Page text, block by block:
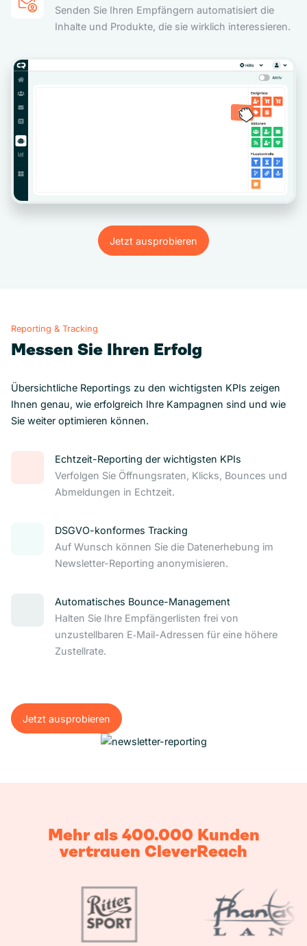
Senden Sie Ihren Empfängern automatisiert die
Inhalte und Produkte, die sie wirklich interessieren.
Jetzt ausprobieren
Jetzt ausprobieren
Reporting & Tracking
Messen Sie Ihren Erfolg
Übersichtliche Reportings zu den wichtigsten KPIs zeigen
Ihnen genau, wie erfolgreich Ihre Kampagnen sind und wie
Sie weiter optimieren können.
Echtzeit-Reporting der wichtigsten KPIs
Verfolgen Sie Öffnungsraten, Klicks, Bounces und
Abmeldungen in Echtzeit.
DSGVO-konformes Tracking
Auf Wunsch können Sie die Datenerhebung im
Newsletter-Reporting anonymisieren.
Automatisches Bounce-Management
Halten Sie Ihre Empfängerlisten frei von
unzustellbaren E‑Mail-Adressen für eine höhere
Zustellrate.
Jetzt ausprobieren
Jetzt ausprobieren
Mehr als 400.000 Kunden
vertrauen CleverReach